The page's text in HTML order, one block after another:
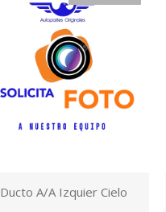
Ducto A/A Izquier Cielo